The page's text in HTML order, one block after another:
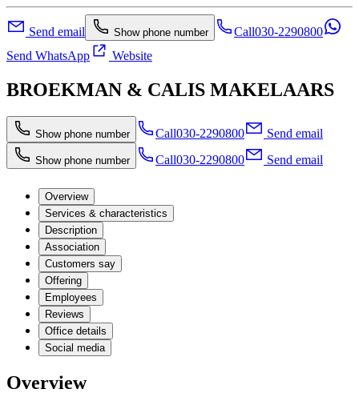
Send email Show phone number Call030-2290800
Send WhatsApp
Website
BROEKMAN & CALIS MAKELAARS
Show phone number Call030-2290800 Send email
Show phone number Call030-2290800 Send email
Overview
Services & characteristics
Description
Association
Customers say
Offering
Employees
Reviews
Office details
Social media
Overview